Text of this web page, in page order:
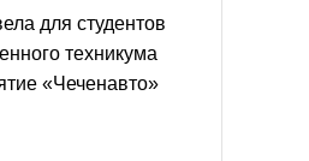
для студентов
техникума
«Чеченавто»